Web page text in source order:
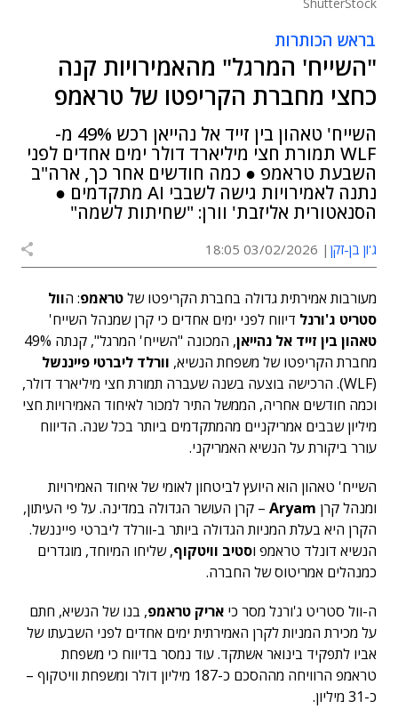
בראש הכותרות
"השייח' המרגל" מהאמירויות קנה
כחצי מחברת הקריפטו של טראמפ
השייח' טאהון בין זייד אל נהייאן רכש 49% מ-
WLF תמורת חצי מיליארד דולר ימים אחדים לפני
השבעת טראמפ ● כמה חודשים אחר כך, ארה"ב
נתנה לאמירויות גישה לשבבי AI מתקדמים ●
הסנאטורית אליזבת' וורן: "שחיתות לשמה"
ג'ון בן-זקן 03/02/2026 18:05
מעורבות אמירתית גדולה בחברת הקריפטו שלטראמפ: הוול
סטריט ג'ורנל דיווח לפני ימים אחדים כי קרן שמנהל השייח'
טאהון בין זייד אל נהייאן
, המכונה "השייח' המרגל", קנתה 49%
מחברת הקריפטו של משפחת הנשיא, וורלד ליברטי פייננשל
(WLF). הרכישה בוצעה בשנה שעברה תמורת חצי מיליארד דולר,
וכמה חודשים אחריה, הממשל התיר למכור לאיחוד האמירויות חצי
מיליון שבבים אמריקניים מהמתקדמים ביותר בכל שנה. הדיווח
עורר ביקורת על הנשיא האמריקני.
השייח' טאהון הוא היועץ לביטחון לאומי של איחוד האמירויות
ומנהל קרן Aryam – קרן העושר הגדולה במדינה. על פי העיתון,
הקרן היא בעלת המניות הגדולה ביותר ב-וורלד ליברטי פייננשל.
הנשיא דונלד טראמפ וסטיב וויטקוף, שליחו המיוחד, מוגדרים
כמנהלים אמריטוס של החברה.
ה-וול סטריט ג'ורנל מסר כי אריק טראמפ, בנו של הנשיא, חתם
על מכירת המניות לקרן האמירתית ימים אחדים לפני השבעתו של
אביו לתפקיד בינואר אשתקד. עוד נמסר בדיווח כי משפחת
טראמפ הרוויחה מההסכם כ-187 מיליון דולר ומשפחת וויטקוף –
כ-31 מיליון.